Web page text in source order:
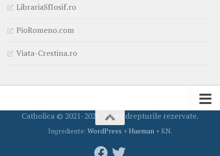
LibrariaSfIosif.ro
PioRomeno.com
Viata-Crestina.ro
Catholica © 2021-2026. Toate drepturile rezervate.
Ingrediente: WordPress +Hueman+ KN.